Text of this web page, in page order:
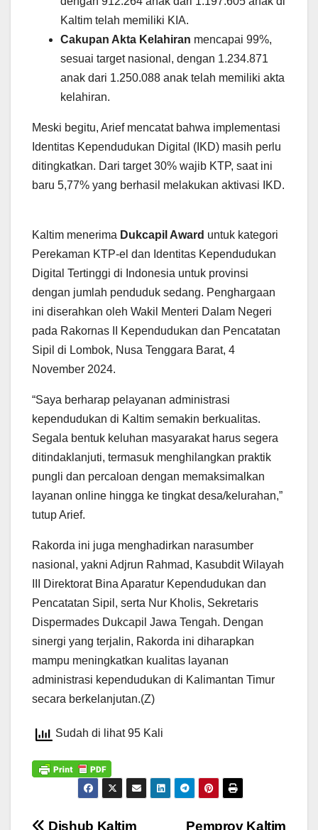
Kaltim telah memiliki KIA.
Cakupan Akta Kelahiran mencapai 99%,
sesuai target nasional, dengan 1.234.871
anak dari 1.250.088 anak telah memiliki akta
kelahiran.
Meski begitu, Arief mencatat bahwa implementasi
Identitas Kependudukan Digital (IKD) masih perlu
ditingkatkan. Dari target 30% wajib KTP, saat ini
baru 5,77% yang berhasil melakukan aktivasi IKD.
Kaltim menerima Dukcapil Award untuk kategori
Perekaman KTP-el dan Identitas Kependudukan
Digital Tertinggi di Indonesia untuk provinsi
dengan jumlah penduduk sedang. Penghargaan
ini diserahkan oleh Wakil Menteri Dalam Negeri
pada Rakornas II Kependudukan dan Pencatatan
Sipil di Lombok, Nusa Tenggara Barat, 4
November 2024.
“Saya berharap pelayanan administrasi
kependudukan di Kaltim semakin berkualitas.
Segala bentuk keluhan masyarakat harus segera
ditindaklanjuti, termasuk menghilangkan praktik
pungli dan percaloan dengan memaksimalkan
layanan online hingga ke tingkat desa/kelurahan,”
tutup Arief.
Rakorda ini juga menghadirkan narasumber
nasional, yakni Adjrun Rahmad, Kasubdit Wilayah
III Direktorat Bina Aparatur Kependudukan dan
Pencatatan Sipil, serta Nur Kholis, Sekretaris
Dispermades Dukcapil Jawa Tengah. Dengan
sinergi yang terjalin, Rakorda ini diharapkan
mampu meningkatkan kualitas layanan
administrasi kependudukan di Kalimantan Timur
secara berkelanjutan.(Z)
Sudah di lihat 95 Kali
Pemprov Kaltim
Dishub Kaltim